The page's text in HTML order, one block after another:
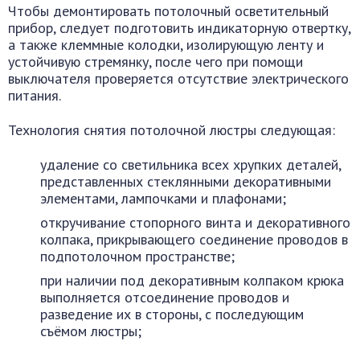
Чтобы демонтировать потолочный осветительный
прибор, следует подготовить индикаторную отвертку,
а также клеммные колодки, изолирующую ленту и
устойчивую стремянку, после чего при помощи
выключателя проверяется отсутствие электрического
питания.
Технология снятия потолочной люстры следующая:
удаление со светильника всех хрупких деталей,
представленных стеклянными декоративными
элементами, лампочками и плафонами;
откручивание стопорного винта и декоративного
колпака, прикрывающего соединение проводов в
подпотолочном пространстве;
при наличии под декоративным колпаком крюка
выполняется отсоединение проводов и
разведение их в стороны, с последующим
съёмом люстры;